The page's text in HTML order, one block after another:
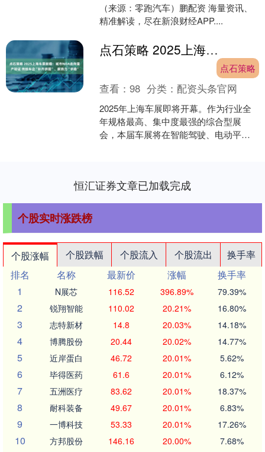
（来源：零跑汽车）鹏配资 海量资讯、
精准解读，尽在新浪财经APP....
点石策略 2025上海车展前瞻：城市NOA走向量产验证 传统车企“补齐拼图”、新势力“求稳”
点石策略
查看：98 分类：配资头条官网
2025年上海车展即将开幕。作为行业全
年规格最高、集中度最强的综合型展
会，本届车展将在智能驾驶、电动平
恒汇证券文章已加载完成
个股实时涨跌榜
个股涨幅 个股跌幅 个股流入 个股流出
换手率
排名
名称 最新价 涨幅
换手率
1
N展芯 116.52 396.89% 79.39%
2 锐翔智能 110.02 20.21% 16.80%
3 志特新材 14.8 20.03% 14.18%
4 博腾股份 20.44 20.02% 14.77%
5 近岸蛋白 46.72 20.01% 5.62%
6 毕得医药 61.6 20.01% 6.12%
7 五洲医疗 83.62 20.01% 18.37%
8 耐科装备 49.67 20.01% 6.83%
9 一博科技 53.33 20.01% 17.26%
10 方邦股份 146.16 20.00% 7.68%